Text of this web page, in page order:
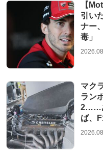
【
引い
ナー
毒」
マク
ラン
2……
ば、